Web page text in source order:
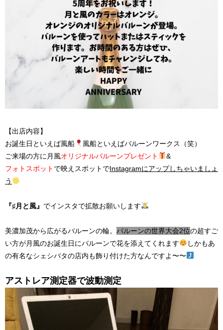
【出店内容】
お誕生日といえば風船
風船といえばバルーンワークス（笑）
ご来場の方に月風オリジナルバルーンプレゼント
&
フォトスポット で映えスポットでInstagramにアップしちゃいましょ
う
『♯月と風』 でインスタで拡散お願いします
美濃加茂から広がるバルーンの輪。 バルーンの世界大会2位の超すご
い方が月風のお誕生日にバルーンで花を添えてくれます
しかもあ
の有名なシェシバタの店内も飾り付けた方なんですよ〜〜
アストレア測定器で波動測定